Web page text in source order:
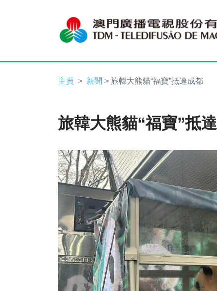
主頁 新聞 > 旅韓大熊貓“福寶”抵達成都
旅韓大熊貓“福寶”抵